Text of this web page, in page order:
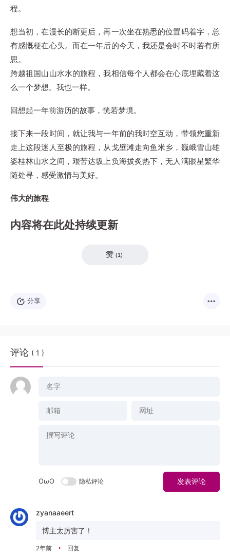
程。
想当初，在漫长的断更后，再一次坐在熟悉的位置码着字，总
有感慨梗在心头。而在一年后的今天，我还是会时不时若有所
思。
跨越祖国山山水水的旅程，我相信每个人都会在心底埋藏着这
么一个梦想。我也一样。
回想起一年前游历的故事，恍若梦境。
接下来一段时间，就让我与一年前的我时空互动，带领您重新
走上这段迷人至极的旅程，从戈壁滩走向鱼米乡，巍峨雪山雄
姿桂林山水之间，艰苦达坂上负海拔炙热下，无人满眼星繁华
随处寻，感受激情与美好。
伟大的旅程
内容将在此处持续更新
赞 (1)
分享
评论 ( 1 )
OωO 隐私评论 发表评论
zyanaaeert
博主太厉害了！
2年前 • 回复